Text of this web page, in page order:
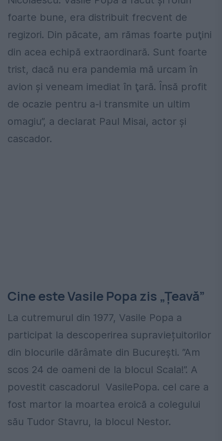
foarte bune, era distribuit frecvent de
regizori. Din păcate, am rămas foarte puţini
din acea echipă extraordinară. Sunt foarte
trist, dacă nu era pandemia mă urcam în
avion şi veneam imediat în ţară. Însă profit
de ocazie pentru a-i transmite un ultim
omagiu”, a declarat Paul Misai, actor şi
cascador.
Cine este Vasile Popa zis „Țeavă”
La cutremurul din 1977, Vasile Popa a
participat la descoperirea supraviețuitorilor
din blocurile dărâmate din București. ”Am
scos 24 de oameni de la blocul Scala!”. A
povestit cascadorul VasilePopa. cel care a
fost martor la moartea eroică a colegului
său Tudor Stavru, la blocul Nestor.